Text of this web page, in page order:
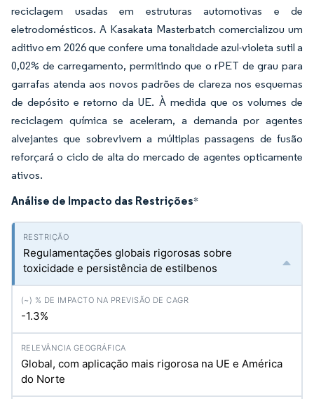
reciclagem usadas em estruturas automotivas e de
eletrodomésticos. A Kasakata Masterbatch comercializou um
aditivo em 2026 que confere uma tonalidade azul-violeta sutil a
0,02% de carregamento, permitindo que o rPET de grau para
garrafas atenda aos novos padrões de clareza nos esquemas
de depósito e retorno da UE. À medida que os volumes de
reciclagem química se aceleram, a demanda por agentes
alvejantes que sobrevivem a múltiplas passagens de fusão
reforçará o ciclo de alta do mercado de agentes opticamente
ativos.
Análise de Impacto das Restrições*
Regulamentações globais rigorosas sobre
toxicidade e persistência de estilbenos
-1.3%
Global, com aplicação mais rigorosa na UE e América
do Norte